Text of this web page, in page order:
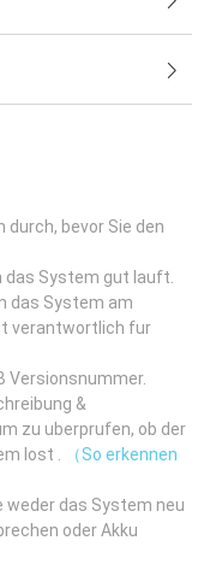
bevor Sie den
das System gut lauft.
das System am
verantwortlich fur
Versionsnummer.
&
zu uberprufen, ob der
lost .
（So erkennen
weder das System neu
oder Akku